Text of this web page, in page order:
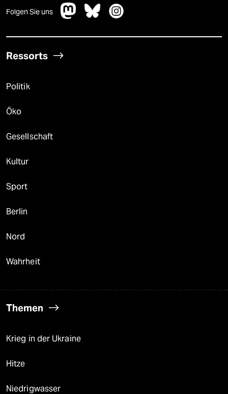
Folgen Sie uns
Ressorts
Politik
Öko
Gesellschaft
Kultur
Sport
Berlin
Nord
Wahrheit
Themen
Krieg in der Ukraine
Hitze
Niedrigwasser